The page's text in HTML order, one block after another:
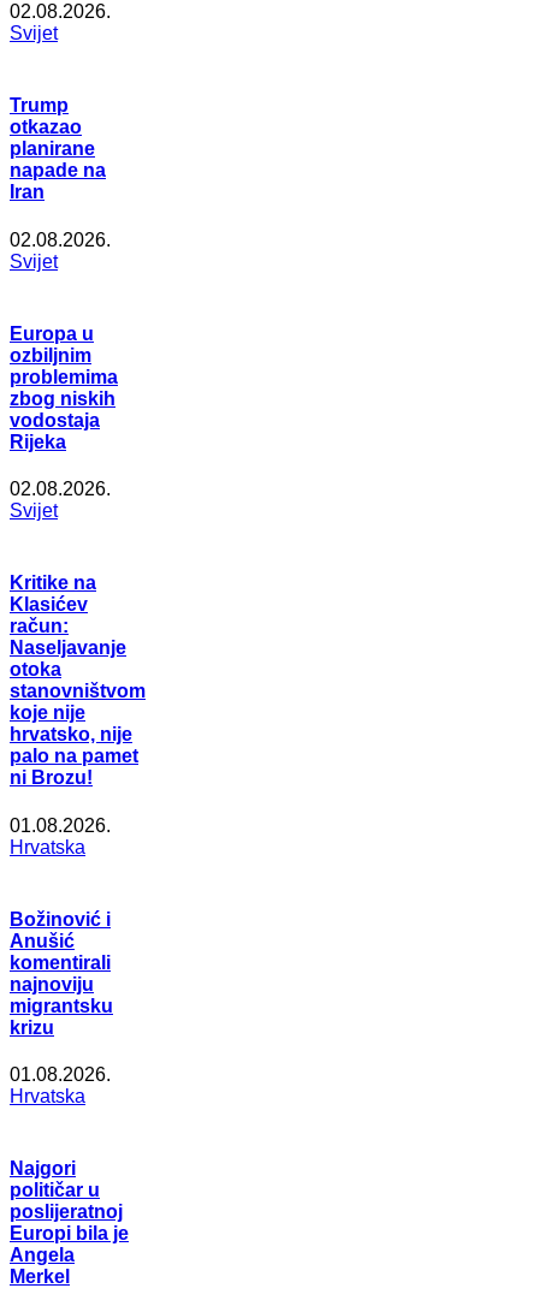
02.08.2026.
Svijet
Trump
otkazao
planirane
napade na
Iran
02.08.2026.
Svijet
Europa u
ozbiljnim
problemima
zbog niskih
vodostaja
Rijeka
02.08.2026.
Svijet
Kritike na
Klasićev
račun:
Naseljavanje
otoka
stanovništvom
koje nije
hrvatsko, nije
palo na pamet
ni Brozu!
01.08.2026.
Hrvatska
Božinović i
Anušić
komentirali
najnoviju
migrantsku
krizu
01.08.2026.
Hrvatska
Najgori
političar u
poslijeratnoj
Europi bila je
Angela
Merkel